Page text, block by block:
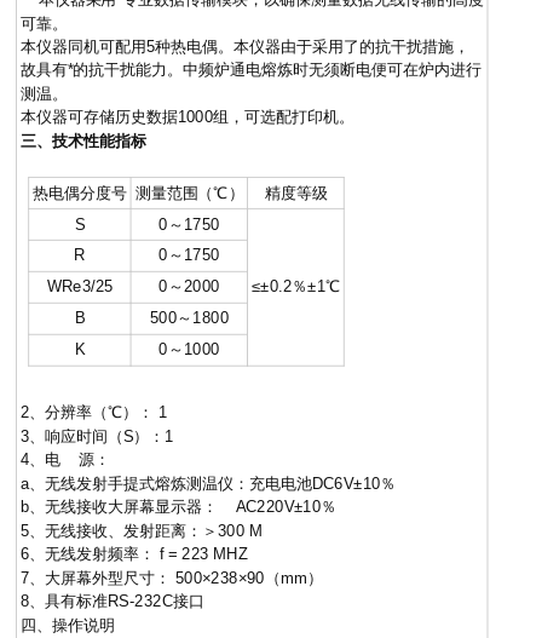
可靠。
本仪器同机可配用5种热电偶。本仪器由于采用了的抗干扰措施，
故具有*的抗干扰能力。中频炉通电熔炼时无须断电便可在炉内进行
测温。
本仪器可存储历史数据1000组，可选配打印机。
三、技术性能指标
热电偶分度号 测量范围（℃）
精度等级
S
0～1750
≤±0.2％±1℃
R
0～1750
WRe3/25
0～2000
B 500～1800
K 0～1000
2、分辨率（℃）： 1
3、响应时间（S）：1
4、电 源：
a、无线发射手提式熔炼测温仪：充电电池DC6V±10％
b、无线接收大屏幕显示器： AC220V±10％
5、无线接收、发射距离：＞300 M
6、无线发射频率： f = 223 MHZ
7、大屏幕外型尺寸： 500×238×90（mm）
8、具有标准RS-232C接口
四、操作说明